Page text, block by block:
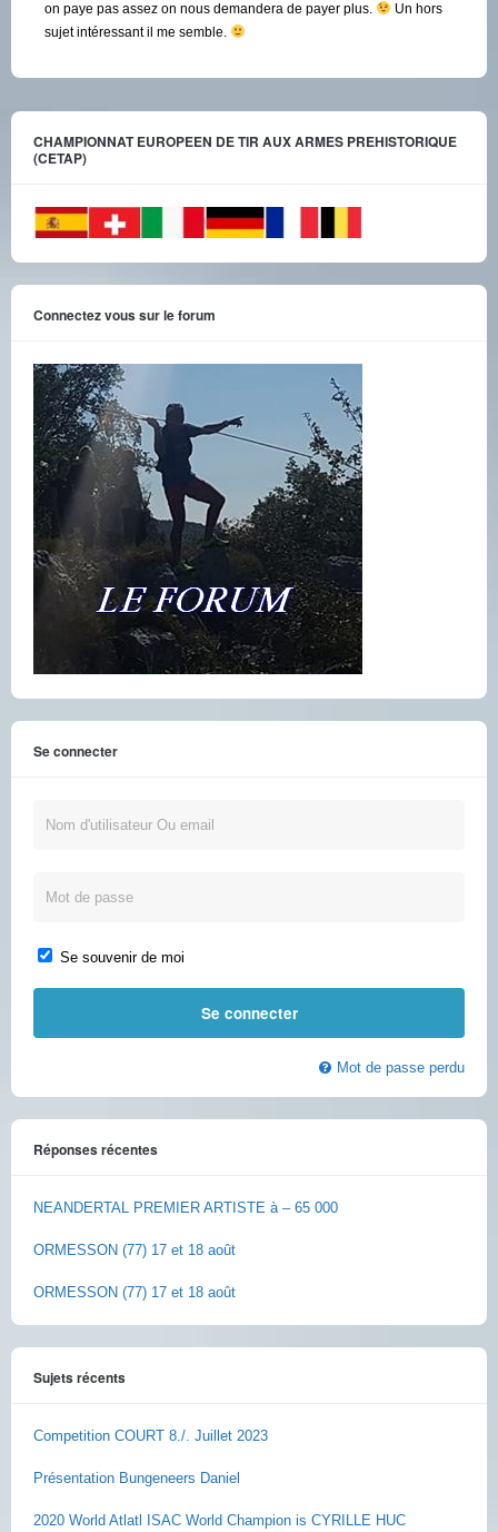
on paye pas assez on nous demandera de payer plus.
Un hors
sujet intéressant il me semble.
CHAMPIONNAT EUROPEEN DE TIR AUX ARMES PREHISTORIQUE
(CETAP)
Connectez vous sur le forum
Se connecter
Se souvenir de moi
Mot de passe perdu
Réponses récentes
NEANDERTAL PREMIER ARTISTE à – 65 000
ORMESSON (77) 17 et 18 août
ORMESSON (77) 17 et 18 août
Sujets récents
Competition COURT 8./. Juillet 2023
Présentation Bungeneers Daniel
2020 World Atlatl ISAC World Champion is CYRILLE HUC